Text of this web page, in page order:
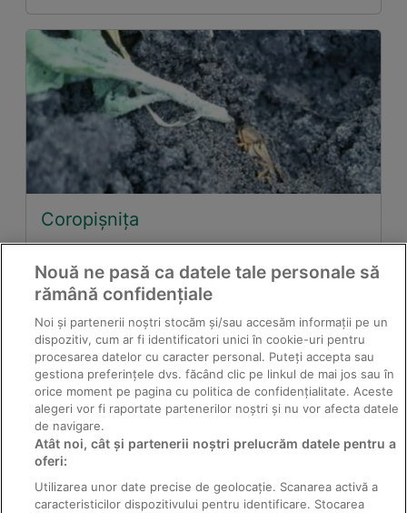
Coropișnița
Spanacul sălbatic
Nouă ne pasă ca datele tale personale să
rămână confidențiale
Noi și partenerii noștri stocăm și/sau accesăm informații pe un
dispozitiv, cum ar fi identificatori unici în cookie-uri pentru
procesarea datelor cu caracter personal. Puteți accepta sau
gestiona preferințele dvs. făcând clic pe linkul de mai jos sau în
orice moment pe pagina cu politica de confidențialitate. Aceste
alegeri vor fi raportate partenerilor noștri și nu vor afecta datele
de navigare.
Atât noi, cât și partenerii noștri prelucrăm datele pentru a
oferi:
Utilizarea unor date precise de geolocație. Scanarea activă a
caracteristicilor dispozitivului pentru identificare. Stocarea